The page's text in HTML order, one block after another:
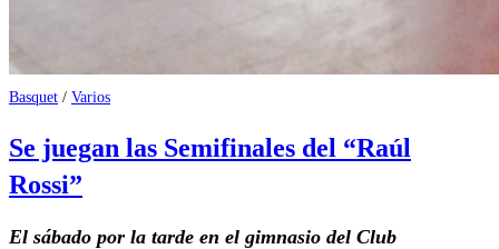
Basquet / Varios
Se juegan las Semifinales del “Raúl
Rossi”
El sábado por la tarde en el gimnasio del Club